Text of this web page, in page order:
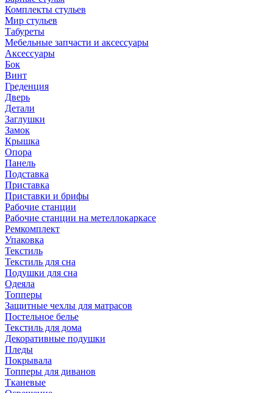
Комплекты стульев
Мир стульев
Табуреты
Мебельные запчасти и аксессуары
Аксессуары
Бок
Винт
Греденция
Дверь
Детали
Заглушки
Замок
Крышка
Опора
Панель
Подставка
Приставка
Приставки и брифы
Рабочие станции
Рабочие станции на метеллокаркасе
Ремкомплект
Упаковка
Текстиль
Текстиль для сна
Подушки для сна
Одеяла
Топперы
Защитные чехлы для матрасов
Постельное белье
Текстиль для дома
Декоративные подушки
Пледы
Покрывала
Топперы для диванов
Тканевые